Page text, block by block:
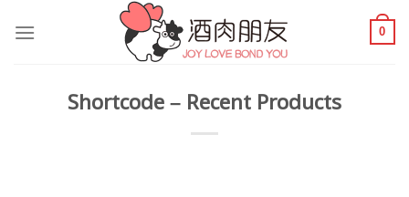
0
Shortcode – Recent Products